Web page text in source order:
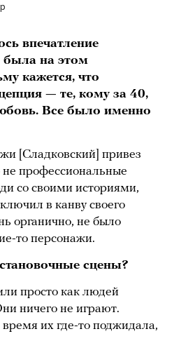
впечатление
была на этом
кажется, что
— те, кому за 40,
Все было именно
[Сладковский] привез
не профессиональные
со своими историями,
в канву своего
органично, не было
то персонажи.
сцены?
просто как людей
ничего не играют.
их где-то поджидала,